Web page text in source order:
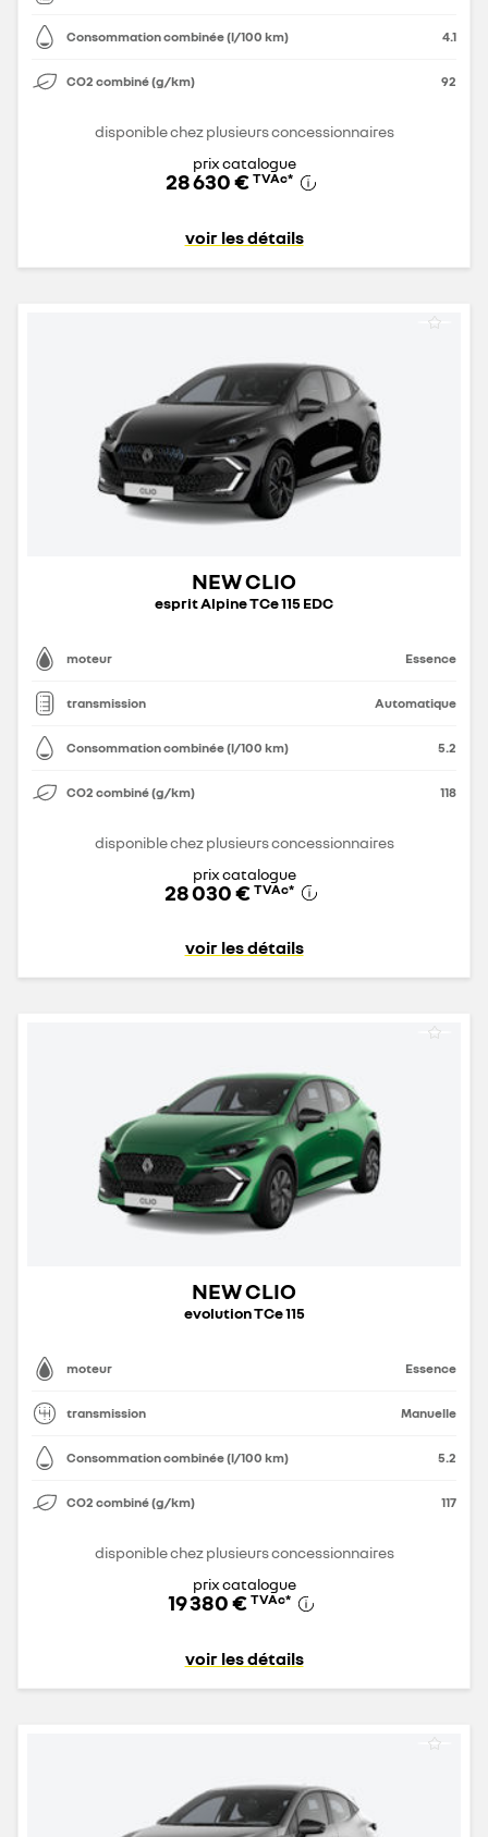
Consommation combinée (l/100 km) 4.1
CO2 combiné (g/km) 92
disponible chez plusieurs concessionnaires
prix catalogue
28 630 € TVAc*
voir les détails
NEW CLIO
esprit Alpine TCe 115 EDC
moteur Essence
transmission Automatique
Consommation combinée (l/100 km) 5.2
CO2 combiné (g/km) 118
disponible chez plusieurs concessionnaires
prix catalogue
28 030 € TVAc*
voir les détails
NEW CLIO
evolution TCe 115
moteur Essence
transmission Manuelle
Consommation combinée (l/100 km) 5.2
CO2 combiné (g/km) 117
disponible chez plusieurs concessionnaires
prix catalogue
19 380 € TVAc*
voir les détails